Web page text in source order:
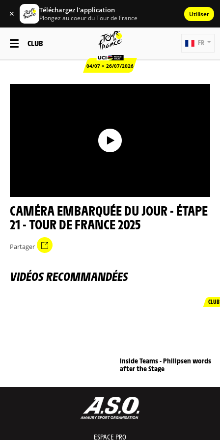
✕ Téléchargez l'application
Plongez au coeur du Tour de France Utiliser
CLUB
04/07 > 26/07/2026
FR
CAMÉRA EMBARQUÉE DU JOUR - ÉTAPE
21 - TOUR DE FRANCE 2025
Partager
VIDÉOS RECOMMANDÉES
CLUB
Inside Teams - Philipsen words
after the Stage
ESPACE PRO